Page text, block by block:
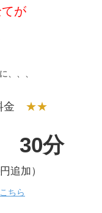
が
、、
金 ★★
30分
追加）
ちら